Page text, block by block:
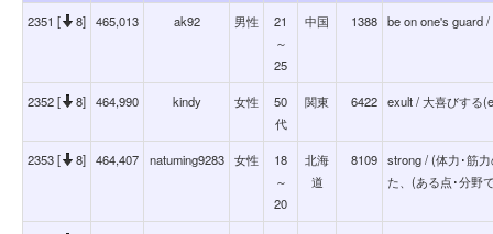
2351 [ 8] 465,013 ak92 男性
21
～
25
中国 1388 be on one's guard
2352 [ 8] 464,990 kindy 女性
50
代
関東 6422 exult / 大喜びする
2353 [ 8] 464,407 natuming9283 女性
18
～
20
北海
道
8109 strong / (体力･筋
た、(ある点･分野